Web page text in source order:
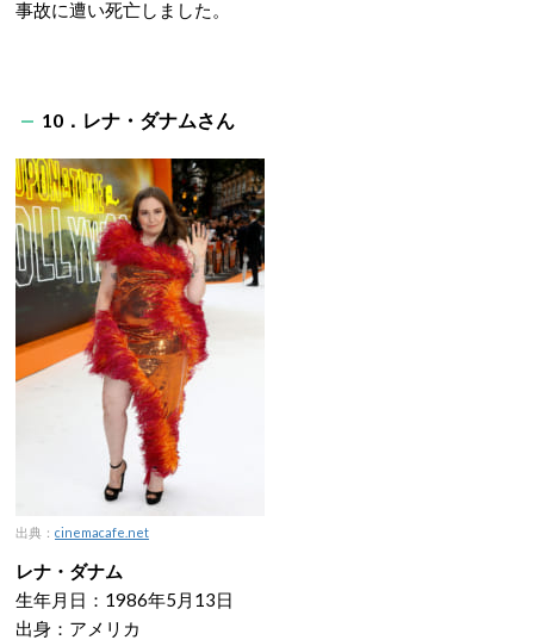
事故に遭い死亡しました。
10．レナ・ダナムさん
出典： cinemacafe.net
レナ・ダナム
生年月日：1986年5月13日
出身：アメリカ